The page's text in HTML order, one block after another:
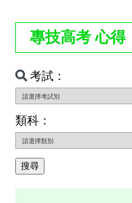
專技高考 心得
考試：
類科：